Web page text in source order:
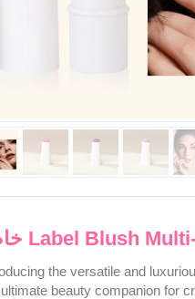
Label Blush
the versatile and
beauty companion for